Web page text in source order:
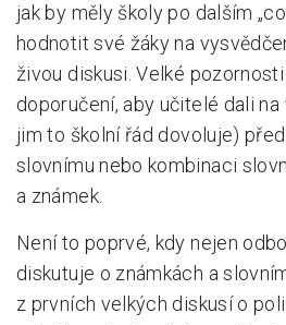
jak by měly školy po dalším
hodnotit své žáky na
živou diskusi. Velké
doporučení, aby učitelé dali na
jim to školní řád dovoluje)
slovnímu nebo kombinaci
a známek.
Není to poprvé, kdy nejen
diskutuje o známkách a
z prvních velkých diskusí o